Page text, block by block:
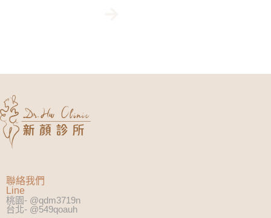
聯絡我們
Line
桃園- @qdm3719n
台北- @549qoauh